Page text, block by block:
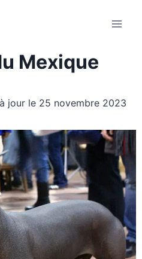
Mexique
jour le 25 novembre 2023